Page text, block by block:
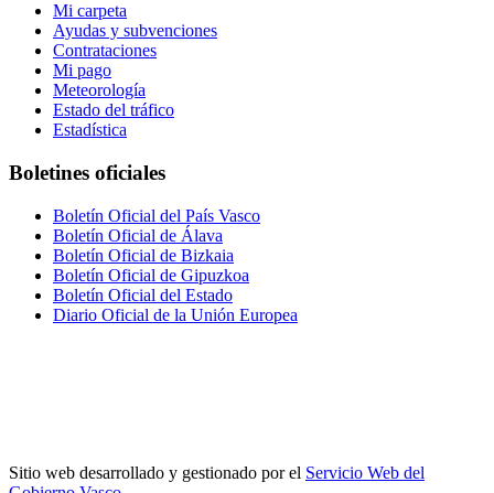
Mi carpeta
Ayudas y subvenciones
Contrataciones
Mi pago
Meteorología
Estado del tráfico
Estadística
Boletines oficiales
Boletín Oficial del País Vasco
Boletín Oficial de Álava
Boletín Oficial de Bizkaia
Boletín Oficial de Gipuzkoa
Boletín Oficial del Estado
Diario Oficial de la Unión Europea
Sitio web desarrollado y gestionado por el Servicio Web del